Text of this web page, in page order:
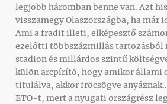
legjobb háromban benne van. Azt
visszamegy Olaszországba, ha már
Ami a fradit illeti, elképesztő
ezelőtti többszázmillás tartozásból
stadion és millárdos szintű
külön arcpírító, hogy amikor állami
titulálva, akkor fröcsögve
ETO-t, mert a nyugati országrész